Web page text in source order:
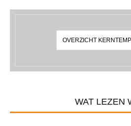
OVERZICHT
WAT LEZEN